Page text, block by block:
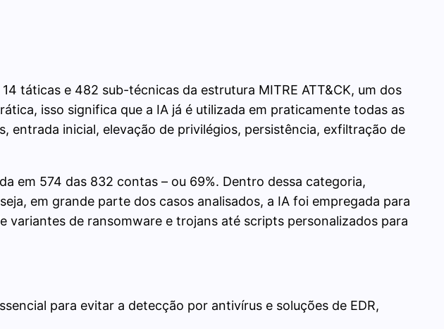
táticas e 482 sub-técnicas da estrutura MITRE ATT&CK, um dos
isso significa que a IA já é utilizada em praticamente todas as
inicial, elevação de privilégios, persistência, exfiltração de
em 574 das 832 contas – ou 69%. Dentro dessa categoria,
em grande parte dos casos analisados, a IA foi empregada para
variantes de ransomware e trojans até scripts personalizados para
para evitar a detecção por antivírus e soluções de EDR,